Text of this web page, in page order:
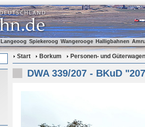
Langeoog Spiekeroog Wangerooge Halligbahnen
Start Borkum Personen- und Güterwagen
DWA 339/207 - BKuD